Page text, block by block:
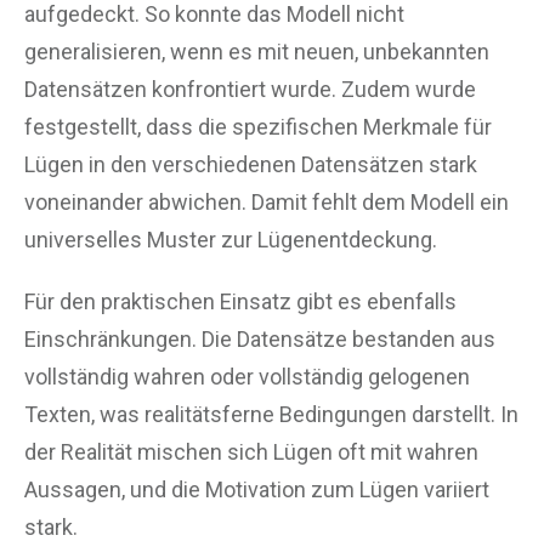
aufgedeckt. So konnte das Modell nicht
generalisieren, wenn es mit neuen, unbekannten
Datensätzen konfrontiert wurde. Zudem wurde
festgestellt, dass die spezifischen Merkmale für
Lügen in den verschiedenen Datensätzen stark
voneinander abwichen. Damit fehlt dem Modell ein
universelles Muster zur Lügenentdeckung.
Für den praktischen Einsatz gibt es ebenfalls
Einschränkungen. Die Datensätze bestanden aus
vollständig wahren oder vollständig gelogenen
Texten, was realitätsferne Bedingungen darstellt. In
der Realität mischen sich Lügen oft mit wahren
Aussagen, und die Motivation zum Lügen variiert
stark.